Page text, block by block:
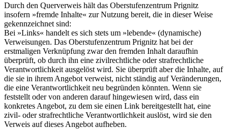
Durch den Querverweis hält das Oberstufenzentrum Prignitz
insofern »fremde Inhalte« zur Nutzung bereit, die in dieser Weise
gekennzeichnet sind:
Bei »Links« handelt es sich stets um »lebende« (dynamische)
Verweisungen. Das Oberstufenzentrum Prignitz hat bei der
erstmaligen Verknüpfung zwar den fremden Inhalt daraufhin
überprüft, ob durch ihn eine zivilrechtliche oder strafrechtliche
Verantwortlichkeit ausgelöst wird. Sie überprüft aber die Inhalte, auf
die sie in ihrem Angebot verweist, nicht ständig auf Veränderungen,
die eine Verantwortlichkeit neu begründen könnten. Wenn sie
feststellt oder von anderen darauf hingewiesen wird, dass ein
konkretes Angebot, zu dem sie einen Link bereitgestellt hat, eine
zivil- oder strafrechtliche Verantwortlichkeit auslöst, wird sie den
Verweis auf dieses Angebot aufheben.